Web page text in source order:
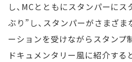
し、MCとともにスタンパーに
ぶり”し、スタンパーがさまざ
ーションを受けながらスタンプ
ドキュメンタリー風に紹介する